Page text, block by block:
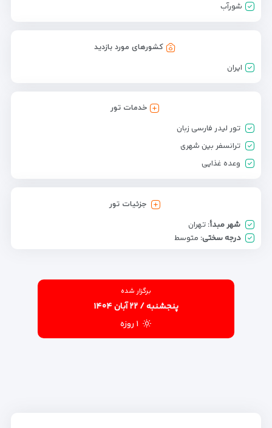
شورآب
کشورهای مورد بازدید
ایران
خدمات تور
تور لیدر فارسی زبان
ترانسفر بین شهری
وعده غذایی
جزئیات تور
شهر مبدأ: تهران
درجه سختی: متوسط
برگزار شده
پنجشنبه / ۲۲ آبان ۱۴۰۴
۱ روزه